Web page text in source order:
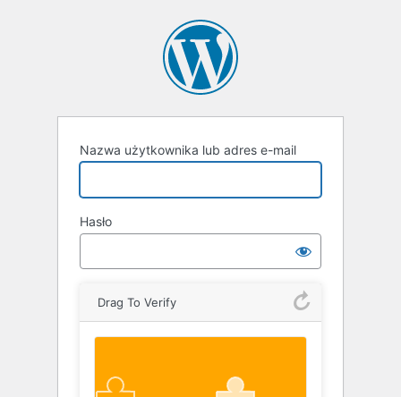
Nazwa użytkownika lub adres e-mail
Hasło
Drag To Verify